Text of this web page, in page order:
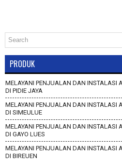
PRODUK
MELAYANI PENJUALAN DAN INSTALASI
DI PIDIE JAYA
MELAYANI PENJUALAN DAN INSTALASI
DI SIMEULUE
MELAYANI PENJUALAN DAN INSTALASI
DI GAYO LUES
MELAYANI PENJUALAN DAN INSTALASI
DI BIREUEN